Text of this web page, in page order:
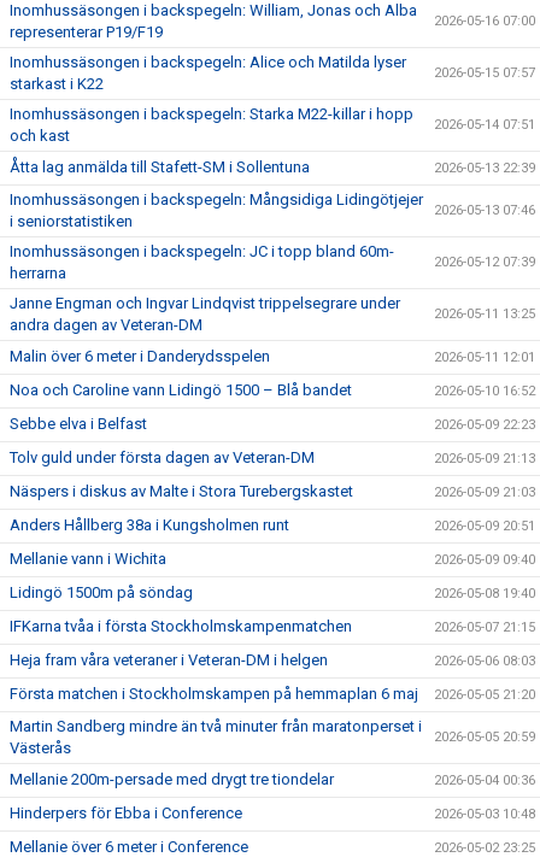
Inomhussäsongen i backspegeln: William, Jonas och Alba
representerar P19/F19
2026-05-16 07:00
Inomhussäsongen i backspegeln: Alice och Matilda lyser
starkast i K22
2026-05-15 07:57
Inomhussäsongen i backspegeln: Starka M22-killar i hopp
och kast
2026-05-14 07:51
Åtta lag anmälda till Stafett-SM i Sollentuna 2026-05-13 22:39
Inomhussäsongen i backspegeln: Mångsidiga Lidingötjejer
i seniorstatistiken
2026-05-13 07:46
Inomhussäsongen i backspegeln: JC i topp bland 60m-
herrarna
2026-05-12 07:39
Janne Engman och Ingvar Lindqvist trippelsegrare under
andra dagen av Veteran-DM
2026-05-11 13:25
Malin över 6 meter i Danderydsspelen 2026-05-11 12:01
Noa och Caroline vann Lidingö 1500 – Blå bandet 2026-05-10 16:52
Sebbe elva i Belfast 2026-05-09 22:23
Tolv guld under första dagen av Veteran-DM 2026-05-09 21:13
Näspers i diskus av Malte i Stora Turebergskastet 2026-05-09 21:03
Anders Hållberg 38a i Kungsholmen runt 2026-05-09 20:51
Mellanie vann i Wichita 2026-05-09 09:40
Lidingö 1500m på söndag 2026-05-08 19:40
IFKarna tvåa i första Stockholmskampenmatchen 2026-05-07 21:15
Heja fram våra veteraner i Veteran-DM i helgen 2026-05-06 08:03
Första matchen i Stockholmskampen på hemmaplan 6 maj 2026-05-05 21:20
Martin Sandberg mindre än två minuter från maratonperset i
Västerås
2026-05-05 20:59
Mellanie 200m-persade med drygt tre tiondelar 2026-05-04 00:36
Hinderpers för Ebba i Conference 2026-05-03 10:48
Mellanie över 6 meter i Conference 2026-05-02 23:25